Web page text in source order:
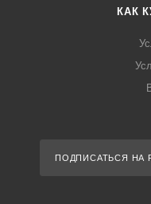
КАК
ПОДПИСАТЬСЯ НА